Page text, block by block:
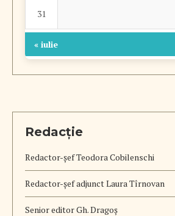
31
« iulie
Redacție
Redactor-șefTeodora Cobilenschi
Redactor-șef adjunct Laura Tîrnovan
Senior editor Gh. Dragoș